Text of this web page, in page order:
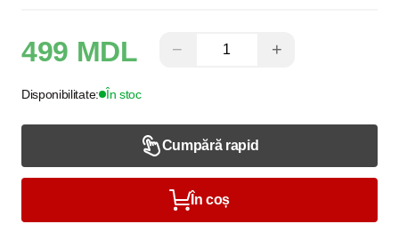
499 MDL − +
Disponibilitate: În stoc
Cumpără rapid
În coș